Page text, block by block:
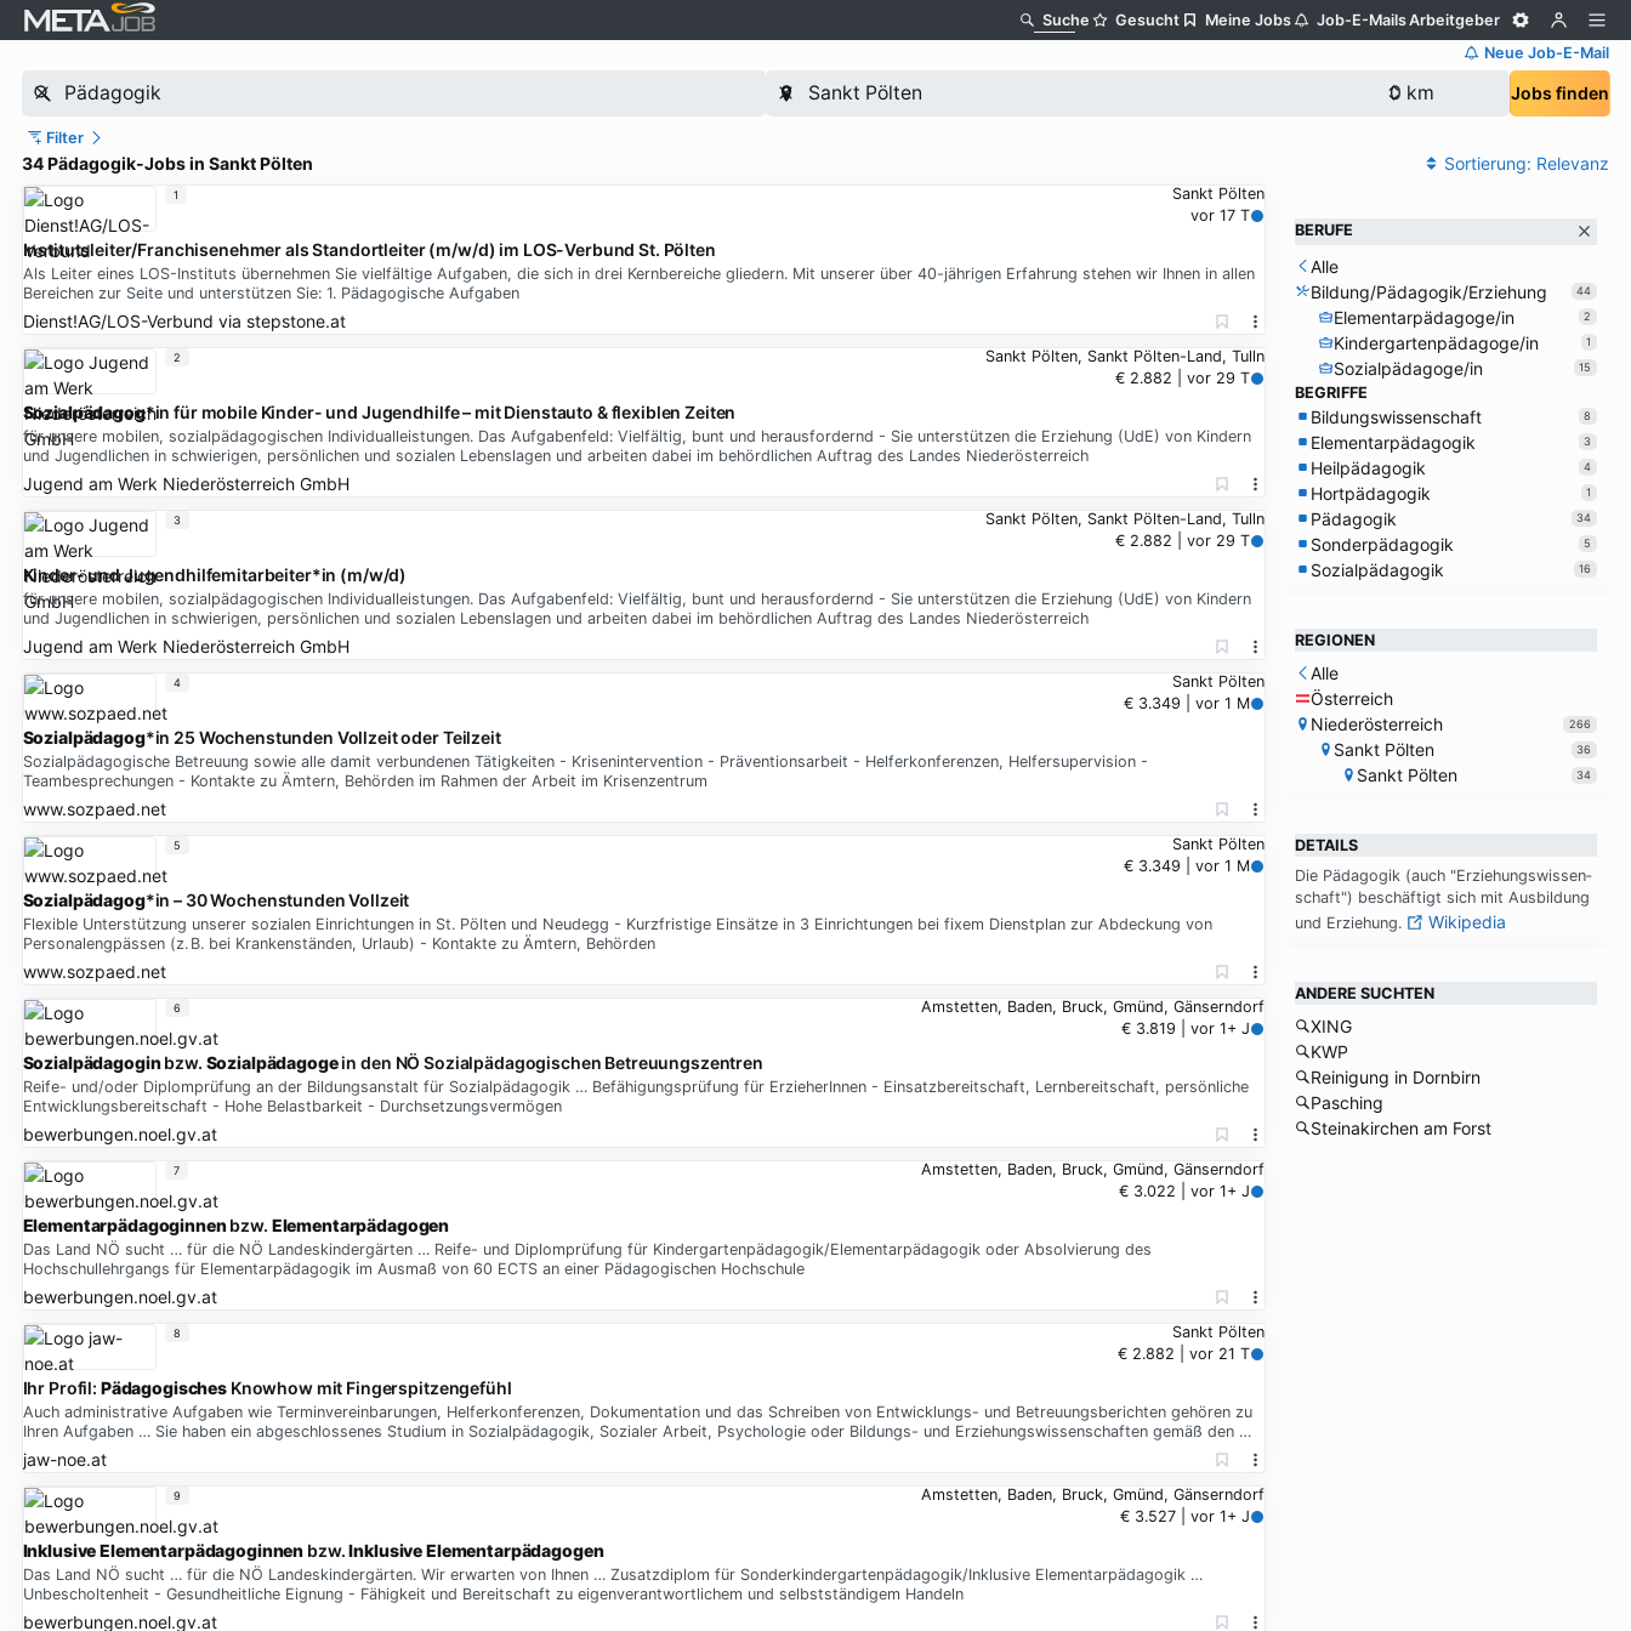
Suche Gesucht Meine Jobs Job-E-MailsArbeitgeber
Neue Job-E-Mail
Jobs finden
Filter
34 Pädagogik-Jobs in Sankt Pölten Sortierung: Relevanz
Sankt Pölten
vor 17 T
Institutsleiter/Franchisenehmer als Standortleiter (m/w/d) im LOS-Verbund St. Pölten
Als Leiter eines LOS-Instituts übernehmen Sie vielfältige Aufgaben, die sich in drei Kernbereiche gliedern. Mit unserer über 40-jährigen Erfahrung stehen wir Ihnen in allen
Bereichen zur Seite und unterstützen Sie: 1. Pädagogische Aufgaben
Dienst!AG/LOS-Verbund via stepstone.at
1
Sankt Pölten, Sankt Pölten-Land, Tulln
€ 2.882 | vor 29 T
Sozialpädagog*in für mobile Kinder- und Jugendhilfe – mit Dienstauto & flexiblen Zeiten
für unsere mobilen, sozialpädagogischen Individualleistungen. Das Aufgabenfeld: Vielfältig, bunt und herausfordernd - Sie unterstützen die Erziehung (UdE) von Kindern
und Jugendlichen in schwierigen, persönlichen und sozialen Lebenslagen und arbeiten dabei im behördlichen Auftrag des Landes Niederösterreich
Jugend am Werk Niederösterreich GmbH
2
Sankt Pölten, Sankt Pölten-Land, Tulln
€ 2.882 | vor 29 T
Kinder- und Jugendhilfemitarbeiter*in (m/w/d)
für unsere mobilen, sozialpädagogischen Individualleistungen. Das Aufgabenfeld: Vielfältig, bunt und herausfordernd - Sie unterstützen die Erziehung (UdE) von Kindern
und Jugendlichen in schwierigen, persönlichen und sozialen Lebenslagen und arbeiten dabei im behördlichen Auftrag des Landes Niederösterreich
Jugend am Werk Niederösterreich GmbH
3
Sankt Pölten
€ 3.349 | vor 1 M
Sozialpädagog*in 25 Wochenstunden Vollzeit oder Teilzeit
Sozialpädagogische Betreuung sowie alle damit verbundenen Tätigkeiten - Krisenintervention - Präventionsarbeit - Helferkonferenzen, Helfersupervision -
Teambesprechungen - Kontakte zu Ämtern, Behörden im Rahmen der Arbeit im Krisenzentrum
www.sozpaed.net
4
Sankt Pölten
€ 3.349 | vor 1 M
Sozialpädagog*in – 30 Wochenstunden Vollzeit
Flexible Unterstützung unserer sozialen Einrichtungen in St. Pölten und Neudegg - Kurzfristige Einsätze in 3 Einrichtungen bei fixem Dienstplan zur Abdeckung von
Personalengpässen (z. B. bei Krankenständen, Urlaub) - Kontakte zu Ämtern, Behörden
www.sozpaed.net
5
Amstetten, Baden, Bruck, Gmünd, Gänserndorf
€ 3.819 | vor 1+ J
Sozialpädagoginbzw. Sozialpädagogein den NÖ Sozialpädagogischen Betreuungszentren
Reife- und/oder Diplomprüfung an der Bildungsanstalt für Sozialpädagogik … Befähigungsprüfung für ErzieherInnen - Einsatzbereitschaft, Lernbereitschaft, persönliche
Entwicklungsbereitschaft - Hohe Belastbarkeit - Durchsetzungsvermögen
bewerbungen.noel.gv.at
6
Amstetten, Baden, Bruck, Gmünd, Gänserndorf
€ 3.022 | vor 1+ J
Elementarpädagoginnenbzw. Elementarpädagogen
Das Land NÖ sucht … für die NÖ Landeskindergärten … Reife- und Diplomprüfung für Kindergartenpädagogik/Elementarpädagogik oder Absolvierung des
Hochschullehrgangs für Elementarpädagogik im Ausmaß von 60 ECTS an einer Pädagogischen Hochschule
bewerbungen.noel.gv.at
7
Sankt Pölten
€ 2.882 | vor 21 T
Ihr Profil: Pädagogisches Knowhow mit Fingerspitzengefühl
Auch administrative Aufgaben wie Terminvereinbarungen, Helferkonferenzen, Dokumentation und das Schreiben von Entwicklungs- und Betreuungsberichten gehören zu
Ihren Aufgaben … Sie haben ein abgeschlossenes Studium in Sozialpädagogik, Sozialer Arbeit, Psychologie oder Bildungs- und Erziehungswissenschaften gemäß den …
jaw-noe.at
8
Amstetten, Baden, Bruck, Gmünd, Gänserndorf
€ 3.527 | vor 1+ J
Inklusive Elementarpädagoginnen bzw.Inklusive Elementarpädagogen
Das Land NÖ sucht … für die NÖ Landeskindergärten. Wir erwarten von Ihnen … Zusatzdiplom für Sonderkindergartenpädagogik/Inklusive Elementarpädagogik …
Unbescholtenheit - Gesundheitliche Eignung - Fähigkeit und Bereitschaft zu eigenverantwortlichem und selbstständigem Handeln
bewerbungen.noel.gv.at
9
BERUFE
Alle
Bildung/Pädagogik/Erziehung
44
Elementarpädagoge/in 2
Kindergartenpädagoge/in 1
Sozialpädagoge/in 15
BEGRIFFE
Bildungswissenschaft 8
Elementarpädagogik 3
Heilpädagogik 4
Hortpädagogik 1
Pädagogik 34
Sonderpädagogik 5
Sozialpädagogik 16
REGIONEN
Alle
Österreich
Niederösterreich
266
Sankt Pölten 36
Sankt Pölten 34
DETAILS
Die Päd­ago­gik (auch "Er­zie­hungs­wis­sen­
schaft") be­schäf­tigt sich mit Aus­bil­dung
und Er­zie­hung.
Wikipedia
ANDERE SUCHTEN
XING
KWP
Reinigung in Dornbirn
Pasching
Steinakirchen am Forst